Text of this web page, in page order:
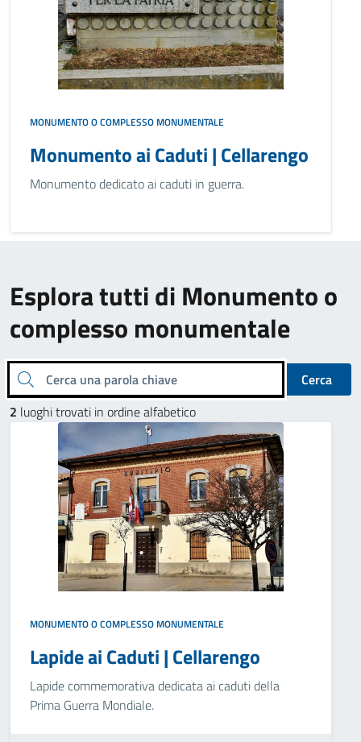
MONUMENTO O COMPLESSO MONUMENTALE
Monumento ai Caduti | Cellarengo
Monumento dedicato ai caduti in guerra.
Esplora tutti di Monumento o
complesso monumentale
Cerca una parola chiave
Cerca
2 luoghi trovati in ordine alfabetico
MONUMENTO O COMPLESSO MONUMENTALE
Lapide ai Caduti | Cellarengo
Lapide commemorativa dedicata ai caduti della
Prima Guerra Mondiale.